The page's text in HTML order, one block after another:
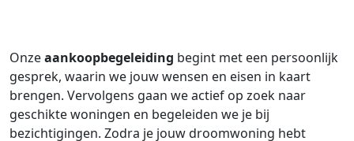
Onzeaankoopbegeleiding begint met een persoonlijk
gesprek, waarin we jouw wensen en eisen in kaart
brengen. Vervolgens gaan we actief op zoek naar
geschikte woningen en begeleiden we je bij
bezichtigingen. Zodra je jouw droomwoning hebt